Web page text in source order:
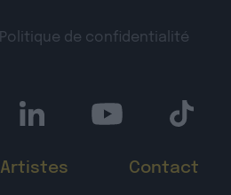
Politique de confidentialité
Artistes Contact